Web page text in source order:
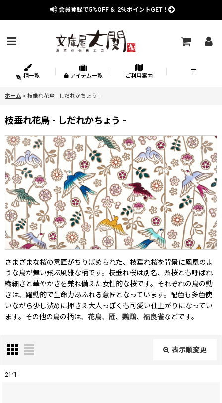
会員登録で5%OFF ＆ 2％ポイントGET！
柄一覧 アイテム一覧 ご利用案内
ホーム > 枝垂れ花鳥 - しだれかちょう -
枝垂れ花鳥 - しだれかちょう -
さまざまな桜の意匠がちりばめられた、枝垂れ桜を背景に鳳凰のよ
うな鳥が舞い飛ぶ風雅な柄です。枝垂れ桜は別名、糸桜とも呼ばれ
繊細さと華やかさを兼ね備えた女性的な桜です。それぞれの鳥の動
きは、躍動的で生命力あふれる意匠となっています。配色も多色使
いながら少し渋めに押さえ大人っぽくも可愛い仕上がりになってい
ます。その他の鳥の柄は、 花鳥、 雁、 鸚鵡、 福良雀などです。
表示順変更
21 件